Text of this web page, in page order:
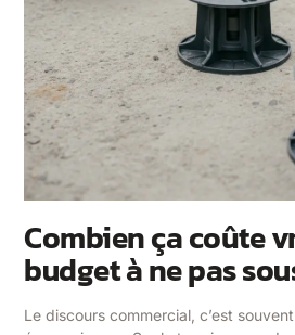
Combien ça coûte
budget à ne pas
Le discours commercial, c’est